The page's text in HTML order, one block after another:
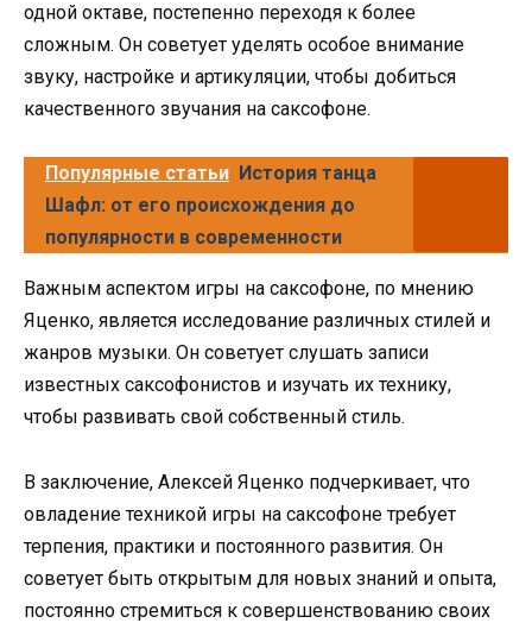
одной октаве, постепенно переходя к более
сложным. Он советует уделять особое внимание
звуку, настройке и артикуляции, чтобы добиться
качественного звучания на саксофоне.
Популярные статьи История танца
Шафл: от его происхождения до
популярности в современности
Важным аспектом игры на саксофоне, по мнению
Яценко, является исследование различных стилей и
жанров музыки. Он советует слушать записи
известных саксофонистов и изучать их технику,
чтобы развивать свой собственный стиль.
В заключение, Алексей Яценко подчеркивает, что
овладение техникой игры на саксофоне требует
терпения, практики и постоянного развития. Он
советует быть открытым для новых знаний и опыта,
постоянно стремиться к совершенствованию своих